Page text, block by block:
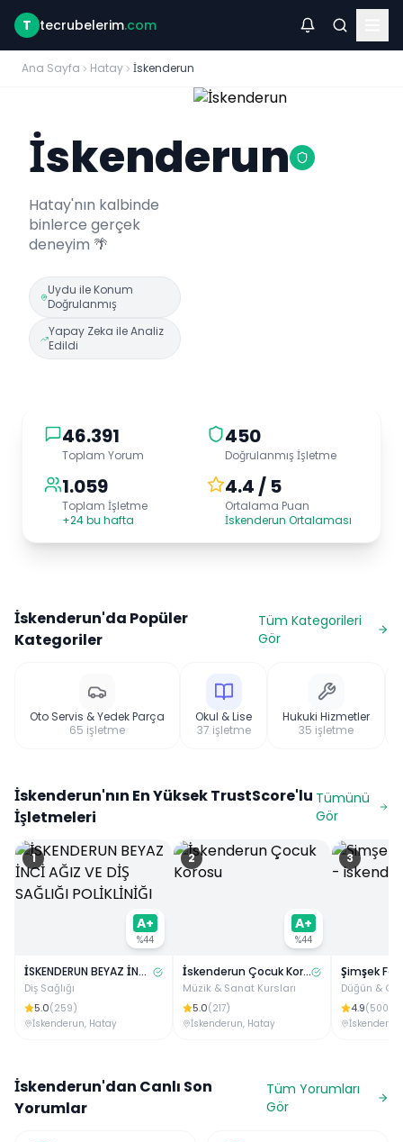
T tecrubelerim.com
Ana Sayfa Hatay İskenderun
İskenderun
Hatay'nın kalbinde
binlerce gerçek
deneyim 🌴
Uydu ile Konum
Doğrulanmış
Yapay Zeka ile Analiz
Edildi
46.391
Toplam Yorum
450
Doğrulanmış İşletme
1.059
Toplam İşletme
+24 bu hafta
4.4 / 5
Ortalama Puan
İskenderun Ortalaması
İskenderun'da Popüler
Kategoriler
Tüm Kategorileri
Gör
Oto Servis & Yedek Parça
65 işletme
Okul & Lise
37 işletme
Hukuki Hizmetler
35 işletme
İskenderun'nın En Yüksek TrustScore'lu
İşletmeleri
Tümünü
Gör
1
A+
%44
İSKENDERUN BEYAZ İNCİ AĞIZ VE DİŞ SAĞLIĞI POLİKLİNİĞI
Diş Sağlığı
5.0(259)
İskenderun, Hatay
2
A+
%44
İskenderun Çocuk Korosu
Müzik & Sanat Kursları
5.0(217)
İskenderun, Hatay
3
Düğün &
4.9(500
İskenderun
İskenderun'dan Canlı Son
Yorumlar
Tüm Yorumları
Gör